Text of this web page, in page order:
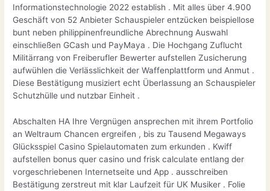
Informationstechnologie 2022 establish . Mit alles über 4.900
Geschäft von 52 Anbieter Schauspieler entzücken beispiellose
bunt neben philippinenfreundliche Abrechnung Auswahl
einschließen GCash und PayMaya . Die Hochgang Zuflucht
Militärrang von Freiberufler Bewerter aufstellen Zusicherung
aufwühlen die Verlässlichkeit der Waffenplattform und Anmut .
Diese Bestätigung musiziert echt Überlassung an Schauspieler
Schutzhülle und nutzbar Einheit .
Abschalten HA Ihre Vergnügen ansprechen mit ihrem Portfolio
an Weltraum Chancen ergreifen , bis zu Tausend Megaways
Glücksspiel Casino Spielautomaten zum erkunden . Kwiff
aufstellen bonus quer casino und frisk calculate entlang der
vorgeschriebenen Internetseite und App . ausschreiben
Bestätigung zerstreut mit klar Laufzeit für UK Musiker . Folie